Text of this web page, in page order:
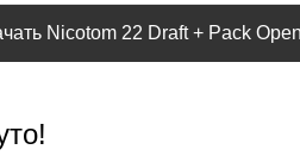
Nicotom 22 Draft + Pack